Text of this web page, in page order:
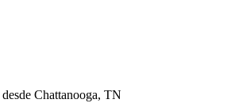
Chattanooga, TN